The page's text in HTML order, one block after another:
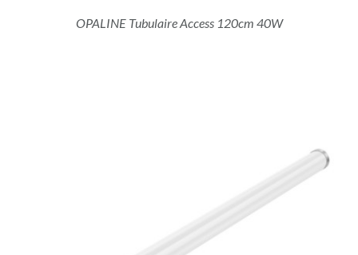
OPALINE Tubulaire Access 120cm 40W